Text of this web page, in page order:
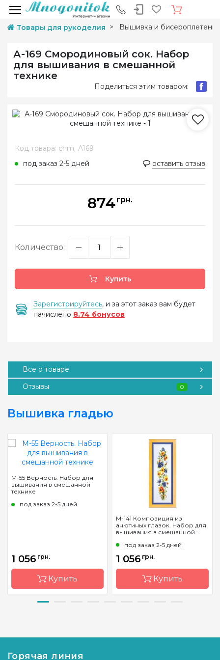
Товары для рукоделия Вышивка и
А-169 Смородиновый сок. Набор
для вышивания в смешанной
технике
Поделиться этим товаром:
Код товара: chm_A169
под заказ 2-5 дней
оставить отзыв
874грн.
Количество:
Купить
Зарегистрируйтесь, и за этот заказ вам будет
начислено 8.74 бонусов
Все о товаре
Отзывы
0
Вышивка гладью
М-55 Верность. Набор для
вышивания в смешанной
технике
под заказ 2-5 дней
1 056 грн.
Купить
производитель
М-141 Композиция из
анютиных глазок. Набор для
вышивания в смешанной
под заказ 2-5 дней
1 056 грн.
Купить
Горячая линия